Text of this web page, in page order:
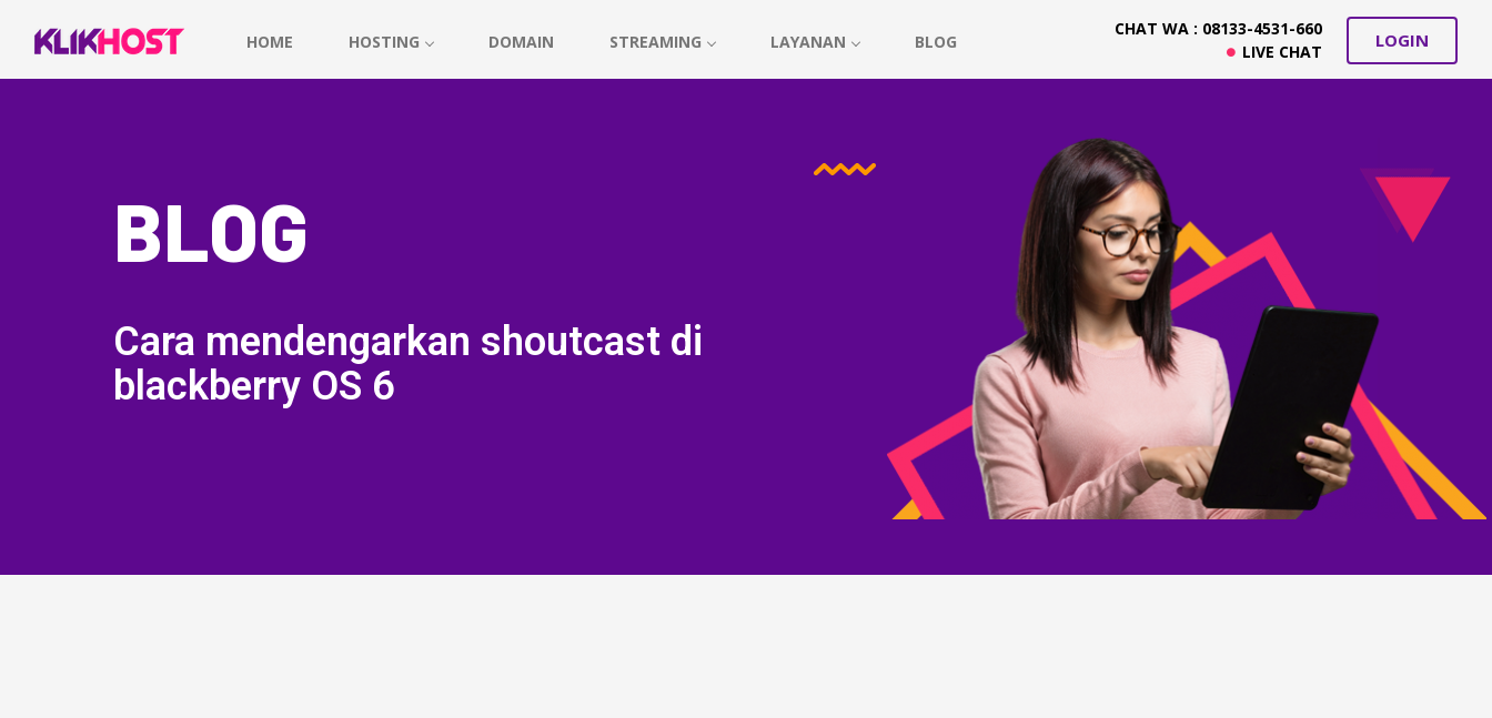
HOME HOSTING DOMAIN STREAMING LAYANAN BLOG
CHAT WA : 08133-4531-660
LIVE CHAT
LOGIN
BLOG
Cara mendengarkan shoutcast di
blackberry OS 6